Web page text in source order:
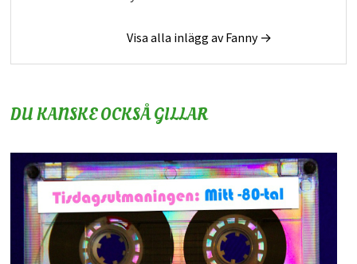
Visa alla inlägg av Fanny →
DU KANSKE OCKSÅ GILLAR